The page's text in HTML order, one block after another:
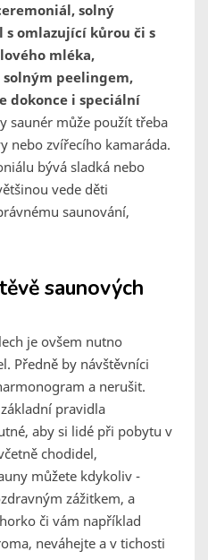
solný
omlazující kůrou či s
mléka,
peelingem,
dokonce i speciální
saunér může použít třeba
nebo zvířecího kamaráda.
bývá sladká nebo
vede děti
saunování,
saunových
je ovšem nutno
Předně by návštěvníci
a nerušit.
pravidla
aby si lidé při pobytu v
chodidel,
můžete kdykoliv -
zážitkem, a
či vám například
neváhejte a v tichosti